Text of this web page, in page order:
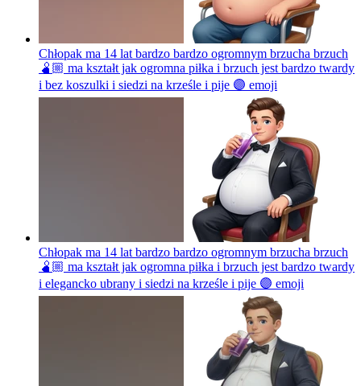
Chłopak ma 14 lat bardzo bardzo ogromnym brzucha brzuch
🫄🏼 ma kształt jak ogromna piłka i brzuch jest bardzo twardy
i bez koszulki i siedzi na krześle i pije 🟣 emoji
Chłopak ma 14 lat bardzo bardzo ogromnym brzucha brzuch
🫄🏼 ma kształt jak ogromna piłka i brzuch jest bardzo twardy
i elegancko ubrany i siedzi na krześle i pije 🟣 emoji